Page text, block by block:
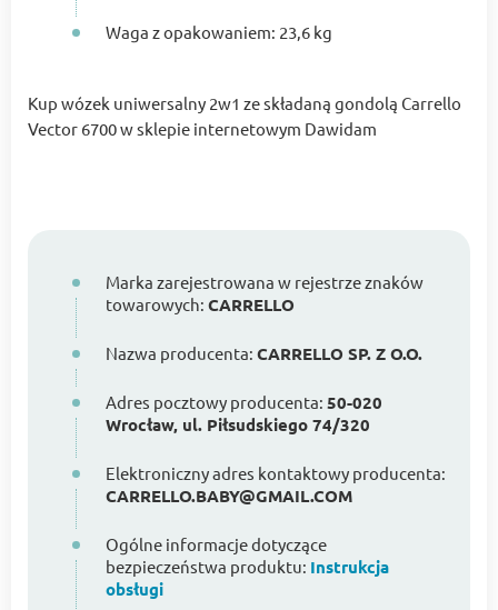
Waga z opakowaniem: 23,6 kg
Kup wózek uniwersalny 2w1 ze składaną gondolą Carrello
Vector 6700 w sklepie internetowym Dawidam
Marka zarejestrowana w rejestrze znaków
towarowych: CARRELLO
Nazwa producenta: CARRELLO SP. Z O.O.
Adres pocztowy producenta: 50-020
Wrocław, ul. Piłsudskiego 74/320
Elektroniczny adres kontaktowy producenta:
CARRELLO.BABY@GMAIL.COM
Ogólne informacje dotyczące
bezpieczeństwa produktu: Instrukcja
obsługi